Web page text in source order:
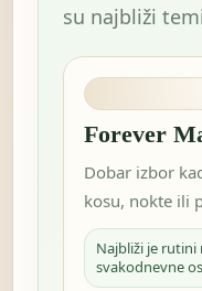
su najbliži
Forever
Dobar izbor
kosu, nokte ili
Najbliži je rutini
svakodnevne